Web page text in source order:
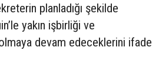
planladığı şekilde
yakın işbirliği ve
devam edeceklerini ifade